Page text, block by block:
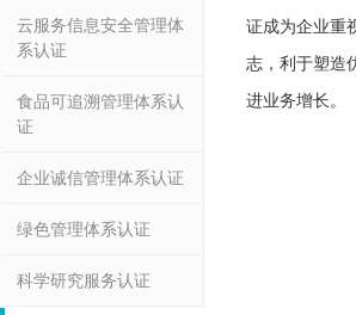
云服务信息安全管理体
系认证
食品可追溯管理体系认
证
企业诚信管理体系认证
绿色管理体系认证
科学研究服务认证
证成为企业重
志，利于塑造
进业务增长。